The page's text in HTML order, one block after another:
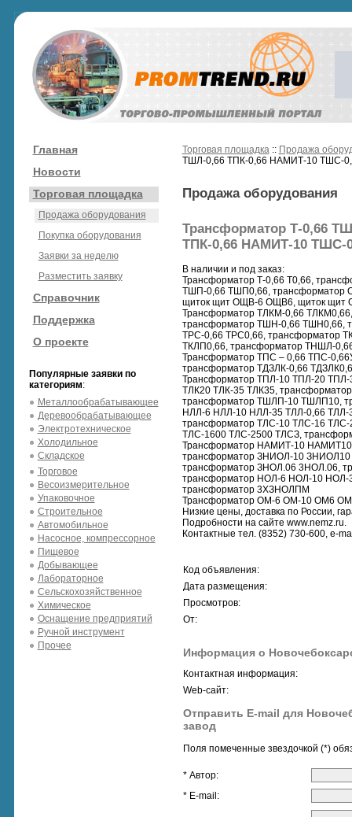
Главная
Новости
Торговая площадка
Продажа оборудования
Покупка оборудования
Заявки за неделю
Разместить заявку
Справочник
Поддержка
О проекте
Популярные заявки по
категориям:
Металлообрабатывающее
Деревообрабатывающее
Электротехническое
Холодильное
Складское
Торговое
Весоизмерительное
Упаковочное
Строительное
Автомобильное
Насосное, компрессорное
Пищевое
Добывающее
Лабораторное
Сельскохозяйственное
Химическое
Оснащение предприятий
Ручной инструмент
Прочее
Торговая площадка:: Продажа
ТШЛ-0,66 ТПК-0,66 НАМИТ-10 ТШС-
Продажа оборудования
Трансформатор Т-0,66
ТПК-0,66 НАМИТ-10 ТШС-
В наличии и под заказ:
Трансформатор Т-0,66 Т0,66,
ТШП-0,66 ТШП0,66,
щиток щит ОЩВ-6 ОЩВ6, щиток
Трансформатор ТЛКМ-0,66
трансформатор ТШН-0,66 ТШН0,66,
ТРС-0,66 ТРС0,66, трансформатор
ТКЛП0,66, трансформатор ТНШЛ-
Трансформатор ТПС – 0,66 ТПС-
трансформатор ТДЗЛК-0,66
Трансформатор ТПЛ-10 ТПЛ-20 ТПЛ-
ТЛК20 ТЛК-35 ТЛК35,
трансформатор ТШЛП-10 ТШЛП10,
НЛЛ-6 НЛЛ-10 НЛЛ-35 ТЛЛ-0,66
трансформатор ТЛС-10 ТЛС-16
ТЛС-1600 ТЛС-2500 ТЛСЗ,
Трансформатор НАМИТ-10
трансформатор ЗНИОЛ-10
трансформатор ЗНОЛ.06 3НОЛ.06,
трансформатор НОЛ-6 НОЛ-10
трансформатор 3ХЗНОЛПМ
Трансформатор ОМ-6 ОМ-10 ОМ6
Низкие цены, доставка по России,
Подробности на сайте www.nemz.ru.
Контактные тел. (8352) 730-600, e-
Код объявления:
Дата размещения:
Просмотров:
От:
Информация о
Контактная информация:
Web-сайт:
Отправить E-mail для
завод
Поля помеченные звездочкой (*)
* Автор:
* E-mail: